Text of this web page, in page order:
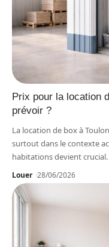
Prix pour la location
prévoir ?
La location de box à
surtout dans le contexte
habitations devient
Louer 28/06/2026